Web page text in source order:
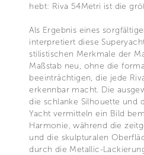
hebt: Riva 54Metri ist die
Als Ergebnis eines
interpretiert diese
stilistischen Merkmale der
Maßstab neu, ohne die
beeinträchtigen, die jede
erkennbar macht. Die
die schlanke Silhouette und
Yacht vermitteln ein Bild
Harmonie, während die
und die skulpturalen
durch die Metallic-